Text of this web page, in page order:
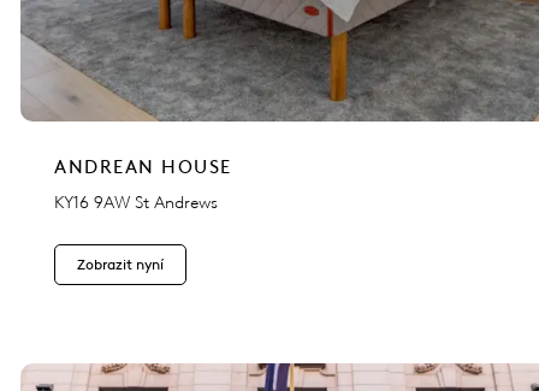
ANDREAN HOUSE
KY16 9AW St Andrews
Zobrazit nyní